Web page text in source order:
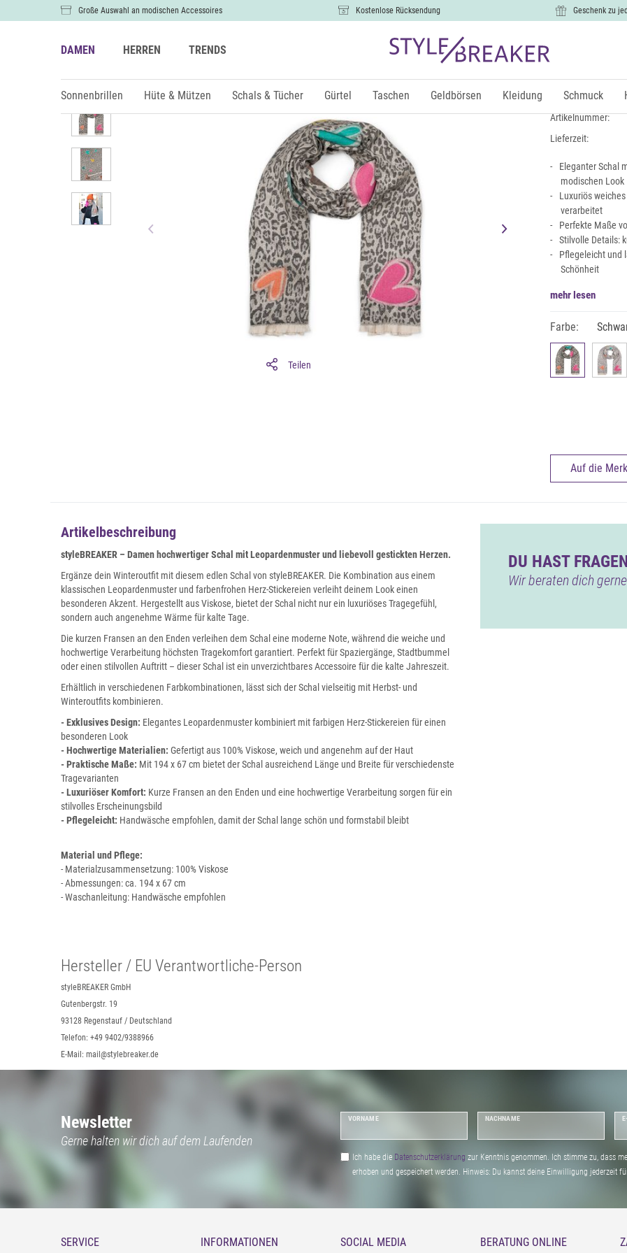
Große Auswahl an modischen Accessoires Kostenlose Rücksendung Geschenk zu
DAMEN HERREN TRENDS
Sonnenbrillen Hüte & Mützen Schals & Tücher Gürtel Taschen Geldbörsen Kleidung Schmuck
Teilen
Schal mit
28,99 €
Artikelnummer:
Lieferzeit:
Eleganter Schal
modischen Look
Luxuriös
verarbeitet
Perfekte Maße
Stilvolle Details:
Pflegeleicht und
Schönheit
mehr lesen
Farbe:
Auf die
Artikelbeschreibung
styleBREAKER – Damen hochwertiger Schal mit Leopardenmuster und liebevoll gestickten Herzen.
Ergänze dein Winteroutfit mit diesem edlen Schal von styleBREAKER. Die Kombination aus einem
klassischen Leopardenmuster und farbenfrohen Herz-Stickereien verleiht deinem Look einen
besonderen Akzent. Hergestellt aus Viskose, bietet der Schal nicht nur ein luxuriöses Tragegefühl,
sondern auch angenehme Wärme für kalte Tage.
Die kurzen Fransen an den Enden verleihen dem Schal eine moderne Note, während die weiche und
hochwertige Verarbeitung höchsten Tragekomfort garantiert. Perfekt für Spaziergänge, Stadtbummel
oder einen stilvollen Auftritt – dieser Schal ist ein unverzichtbares Accessoire für die kalte Jahreszeit.
Erhältlich in verschiedenen Farbkombinationen, lässt sich der Schal vielseitig mit Herbst- und
Winteroutfits kombinieren.
- Exklusives Design: Elegantes Leopardenmuster kombiniert mit farbigen Herz-Stickereien für einen
besonderen Look
- Hochwertige Materialien: Gefertigt aus 100% Viskose, weich und angenehm auf der Haut
- Praktische Maße: Mit 194 x 67 cm bietet der Schal ausreichend Länge und Breite für verschiedenste
Tragevarianten
- Luxuriöser Komfort: Kurze Fransen an den Enden und eine hochwertige Verarbeitung sorgen für ein
stilvolles Erscheinungsbild
- Pflegeleicht: Handwäsche empfohlen, damit der Schal lange schön und formstabil bleibt
Material und Pflege:
- Materialzusammensetzung: 100% Viskose
- Abmessungen: ca. 194 x 67 cm
- Waschanleitung: Handwäsche empfohlen
DU HAST
Wir beraten dich
Hersteller / EU Verantwortliche-Person
styleBREAKER GmbH
Gutenbergstr. 19
93128 Regenstauf / Deutschland
Telefon: +49 9402/9388966
E-Mail: mail@stylebreaker.de
Newsletter
Gerne halten wir dich auf dem Laufenden
VORNAME NACHNAME
Ich habe die Daten­schutz­erklärung zur Kenntnis genommen. Ich stimme zu, dass
erhoben und gespeichert werden. Hinweis: Du kannst deine Einwilligung jederzeit
SERVICE INFORMATIONEN SOCIAL MEDIA BERATUNG ONLINE